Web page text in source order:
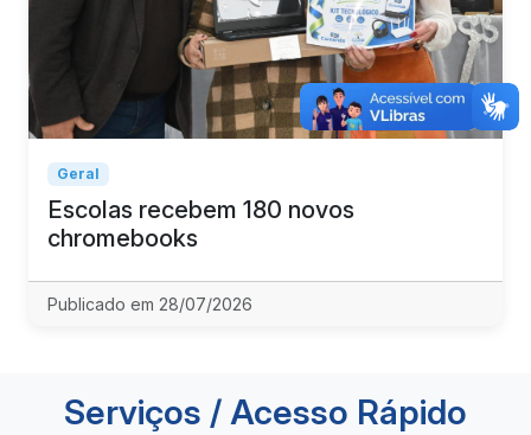
Geral
Escolas recebem 180 novos
chromebooks
Publicado em 28/07/2026
Serviços / Acesso Rápido